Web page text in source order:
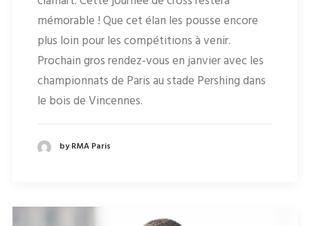
mémorable ! Que cet élan les pousse encore
plus loin pour les compétitions à venir.
Prochain gros rendez-vous en janvier avec les
championnats de Paris au stade Pershing dans
le bois de Vincennes.
by RMA Paris